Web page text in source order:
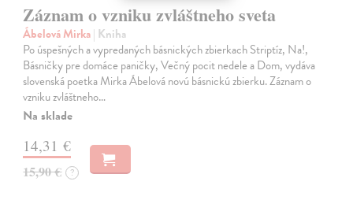
Záznam o vzniku zvláštneho sveta
Ábelová Mirka| Kniha
Po úspešných a vypredaných básnických zbierkach Striptíz, Na!,
Básničky pre domáce paničky, Večný pocit nedele a Dom, vydáva
slovenská poetka Mirka Ábelová novú básnickú zbierku. Záznam o
vzniku zvláštneho…
Na sklade
14,31 €
15,90 € ?